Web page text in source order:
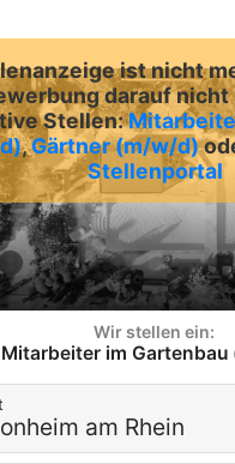
ist nicht
darauf nicht
Stellen:
,Gärtner (m/w/d)
Stellenportal
Wir stellen ein:
Mitarbeiter im
am Rhein